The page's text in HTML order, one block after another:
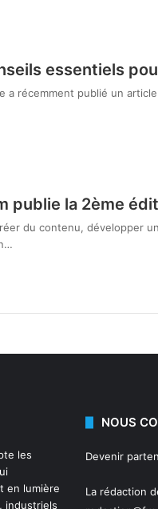
essentiels
a récemment publié un
publie la 2ème
du contenu, développer
les
en lumière
industriels
NOUS
Devenir
La rédaction